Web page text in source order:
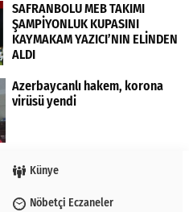
SAFRANBOLU MEB TAKIMI
ŞAMPİYONLUK KUPASINI
KAYMAKAM YAZICI’NIN ELİNDEN
ALDI
Azerbaycanlı hakem, korona
virüsü yendi
Künye
Nöbetçi Eczaneler